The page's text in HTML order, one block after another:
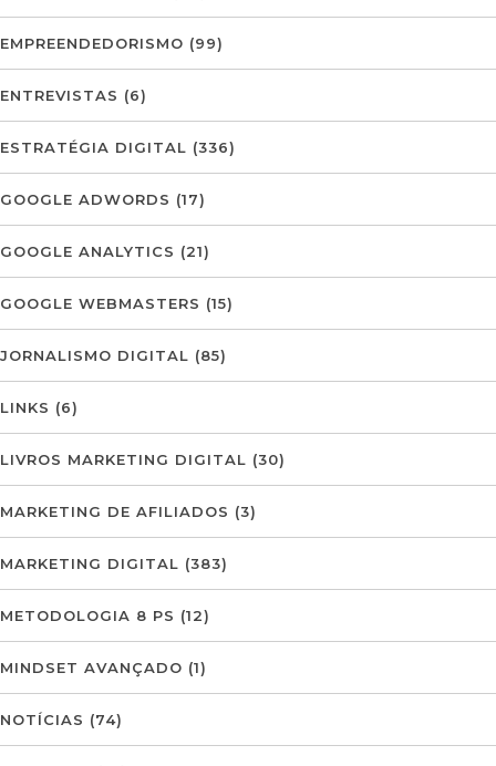
EMPREENDEDORISMO (99)
ENTREVISTAS (6)
ESTRATÉGIA DIGITAL (336)
GOOGLE ADWORDS (17)
GOOGLE ANALYTICS (21)
GOOGLE WEBMASTERS (15)
JORNALISMO DIGITAL (85)
LINKS (6)
LIVROS MARKETING DIGITAL (30)
MARKETING DE AFILIADOS (3)
MARKETING DIGITAL (383)
METODOLOGIA 8 PS (12)
MINDSET AVANÇADO (1)
NOTÍCIAS (74)